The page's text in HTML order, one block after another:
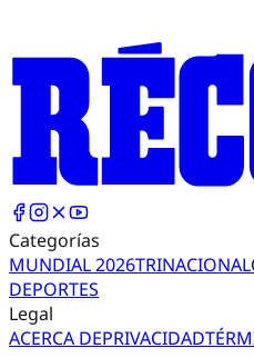
Categorías
MUNDIAL 2026TRINACIONAL
DEPORTES
Legal
ACERCA DEPRIVACIDAD